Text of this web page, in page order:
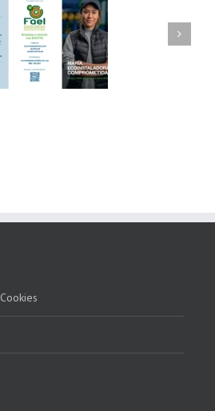
FAEL, Ecoasimelec y
Parque Joyero
Córdoba, colaboran